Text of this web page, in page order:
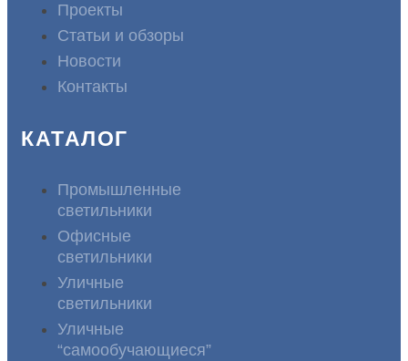
Проекты
Статьи и обзоры
Новости
Контакты
КАТАЛОГ
Промышленные
светильники
Офисные
светильники
Уличные
светильники
Уличные
“самообучающиеся”